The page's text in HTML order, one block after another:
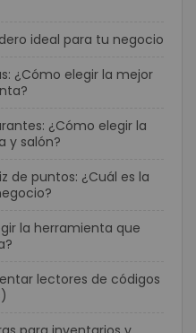
ideal para tu negocio
¿Cómo elegir la mejor
¿Cómo elegir la
y salón?
de puntos: ¿Cuál es la
la herramienta que
lectores de códigos